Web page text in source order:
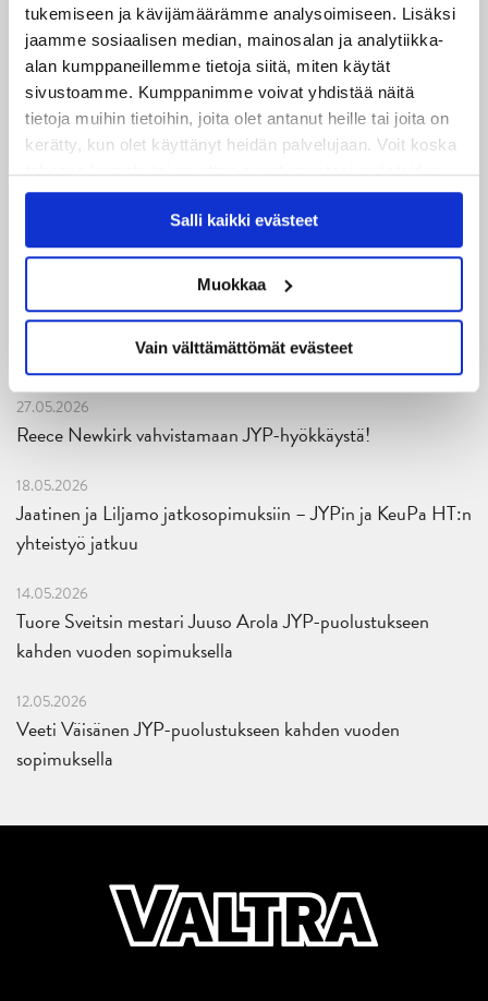
tukemiseen ja kävijämäärämme analysoimiseen. Lisäksi
jaamme sosiaalisen median, mainosalan ja analytiikka-
alan kumppaneillemme tietoja siitä, miten käytät
sivustoamme. Kumppanimme voivat yhdistää näitä
tietoja muihin tietoihin, joita olet antanut heille tai joita on
kerätty, kun olet käyttänyt heidän palvelujaan. Voit koska
tahansa kumota tai muuttaa suostumustasi evästeiden
käytöstäEvästeet-sivultamme.
Salli kaikki evästeet
Muokkaa
Vain välttämättömät evästeet
mittari luvassa jo heti viikonloppuna Tampere Cupissa!
29.07.2026
JYPin harjoitusottelut tulevalle 2026-2027 kaudelle on
julkaistu!
27.07.2026
Ruotsalaishyökkääjä Arvid Costmar JYPiin
25.06.2026
JYP ja Secto Rally Finland yhteistyöhön
02.06.2026
Liiga-kauden 2026-2027 otteluohjelma on julkaistu!
27.05.2026
Reece Newkirk vahvistamaan JYP-hyökkäystä!
18.05.2026
Jaatinen ja Liljamo jatkosopimuksiin – JYPin ja KeuPa HT:n
yhteistyö jatkuu
14.05.2026
Tuore Sveitsin mestari Juuso Arola JYP-puolustukseen
kahden vuoden sopimuksella
12.05.2026
Veeti Väisänen JYP-puolustukseen kahden vuoden
sopimuksella